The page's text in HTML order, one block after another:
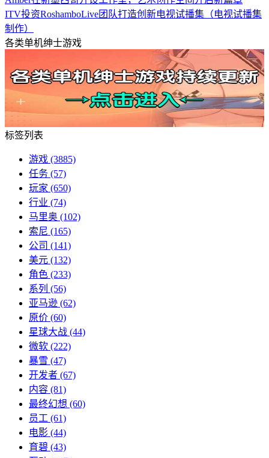
ITV投资RoshamboLive团队打造创新电视试播集（电视试播集
制作）
各类单机绅士游戏
标签列表
游戏 (3885)
任务 (57)
玩家 (650)
行业 (74)
马里奥 (102)
索尼 (165)
公司 (141)
美元 (132)
角色 (233)
系列 (56)
亚马逊 (62)
原价 (60)
星球大战 (44)
微软 (222)
暴雪 (47)
开发者 (67)
内容 (81)
最终幻想 (60)
员工 (61)
电影 (44)
育碧 (43)